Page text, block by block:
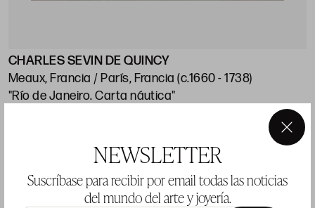
NEWSLETTER
Suscríbase para recibir por email todas las noticias
del mundo del arte y joyería.
×
CHARLES SEVIN DE QUINCY
Meaux, Francia / París, Francia (c.1660 - 1738)
"Río de Janeiro. Carta náutica"
Precio salida 120 €